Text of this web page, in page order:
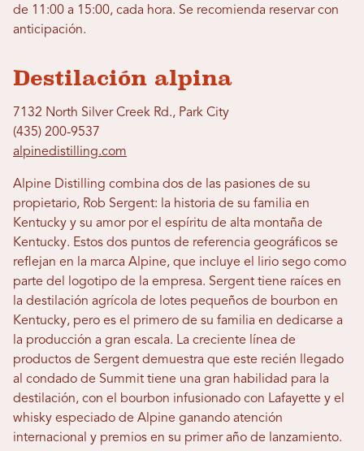
de 11:00 a 15:00, cada hora. Se recomienda reservar con
anticipación.
Destilación alpina
7132 North Silver Creek Rd., Park City
(435) 200-9537
alpinedistilling.com
Alpine Distilling combina dos de las pasiones de su
propietario, Rob Sergent: la historia de su familia en
Kentucky y su amor por el espíritu de alta montaña de
Kentucky. Estos dos puntos de referencia geográficos se
reflejan en la marca Alpine, que incluye el lirio sego como
parte del logotipo de la empresa. Sergent tiene raíces en
la destilación agrícola de lotes pequeños de bourbon en
Kentucky, pero es el primero de su familia en dedicarse a
la producción a gran escala. La creciente línea de
productos de Sergent demuestra que este recién llegado
al condado de Summit tiene una gran habilidad para la
destilación, con el bourbon infusionado con Lafayette y el
whisky especiado de Alpine ganando atención
internacional y premios en su primer año de lanzamiento.